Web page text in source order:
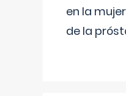
en la
de la